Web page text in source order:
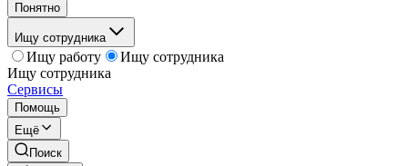
Понятно
Ищу сотрудника
Ищу работу
Ищу сотрудника
Ищу сотрудника
Сервисы
Помощь
Ещё
Поиск